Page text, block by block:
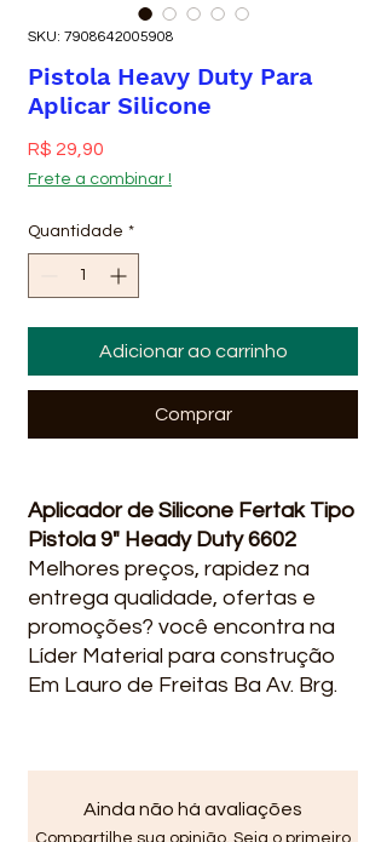
SKU: 7908642005908
Pistola Heavy Duty Para
Aplicar Silicone
R$ 29,90
Frete a combinar !
Quantidade *
Adicionar ao carrinho
Comprar
Aplicador de Silicone Fertak Tipo
Pistola 9" Heady Duty 6602
Melhores preços, rapidez na
entrega qualidade, ofertas e
promoções? você encontra na
Líder Material para construção
Em Lauro de Freitas Ba Av. Brg.
BA em Vida Nova Avenida Santo
Amaro de Ipitanga, R. do Lider,
2240, Lauro de Freitas - BA,
Ainda não há avaliações
Compartilhe sua opinião. Seja o primeiro